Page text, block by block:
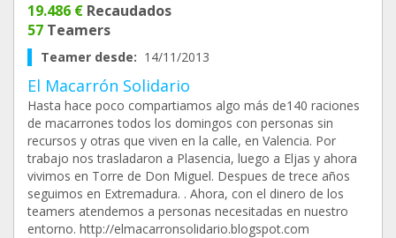
19.486 € Recaudados
57 Teamers
Teamer desde: 14/11/2013
El Macarrón Solidario
Hasta hace poco compartiamos algo más de140 raciones
de macarrones todos los domingos con personas sin
recursos y otras que viven en la calle, en Valencia. Por
trabajo nos trasladaron a Plasencia, luego a Eljas y ahora
vivimos en Torre de Don Miguel. Despues de trece años
seguimos en Extremadura. . Ahora, con el dinero de los
teamers atendemos a personas necesitadas en nuestro
entorno. http://elmacarronsolidario.blogspot.com